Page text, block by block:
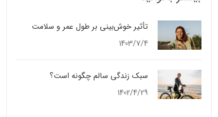
تأثیر خوش‌بینی بر طول عمر و سلامت
1403/7/4
سبک زندگی سالم چگونه است؟
1402/4/29